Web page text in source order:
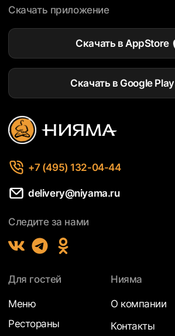
Скачать приложение
Скачать в AppStore
Скачать в Google Play
+7 (495) 132-04-44
delivery@niyama.ru
Следите за нами
Для гостей
Меню
Рестораны
Нияма
О компании
Контакты